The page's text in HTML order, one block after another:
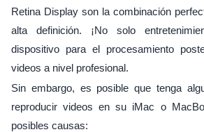
Retina Display son la combinación
alta definición. ¡No solo
dispositivo para el procesamiento
videos a nivel profesional.
Sin embargo, es posible que tenga
reproducir videos en su iMac o
posibles causas: